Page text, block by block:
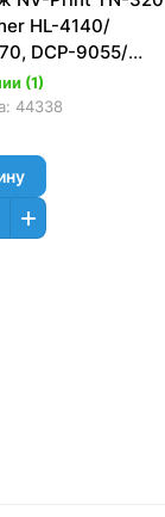
HL-4140/
DCP-9055/
9460/ 9465/
Голубой
(1)
44338